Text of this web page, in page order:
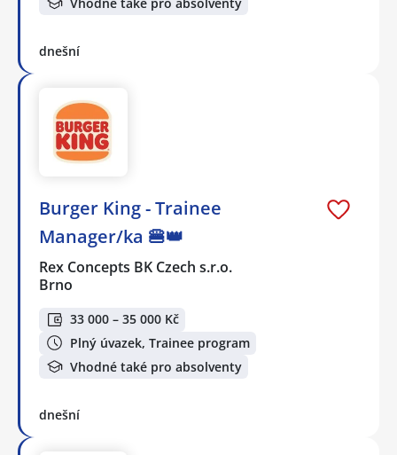
dnešní
Burger King - Trainee
Manager/ka 🍔👑
Rex Concepts BK Czech s.r.o.
Brno
33 000 – 35 000 Kč
Plný úvazek, Trainee program
Vhodné také pro absolventy
dnešní